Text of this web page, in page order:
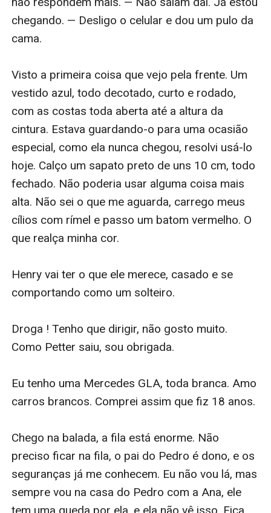
chegando. — Desligo o celular e dou um pulo da
cama.
Visto a primeira coisa que vejo pela frente. Um
vestido azul, todo decotado, curto e rodado,
com as costas toda aberta até a altura da
cintura. Estava guardando-o para uma ocasião
especial, como ela nunca chegou, resolvi usá-lo
hoje. Calço um sapato preto de uns 10 cm, todo
fechado. Não poderia usar alguma coisa mais
alta. Não sei o que me aguarda, carrego meus
cílios com rímel e passo um batom vermelho. O
que realça minha cor.
Henry vai ter o que ele merece, casado e se
comportando como um solteiro.
Droga ! Tenho que dirigir, não gosto muito.
Como Petter saiu, sou obrigada.
Eu tenho uma Mercedes GLA, toda branca. Amo
carros brancos. Comprei assim que fiz 18 anos.
Chego na balada, a fila está enorme. Não
preciso ficar na fila, o pai do Pedro é dono, e os
seguranças já me conhecem. Eu não vou lá, mas
sempre vou na casa do Pedro com a Ana, ele
tem uma queda por ela, e ela não vê isso. Fica